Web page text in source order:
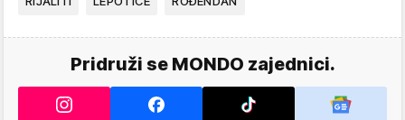
Pridruži se MONDO zajednici.